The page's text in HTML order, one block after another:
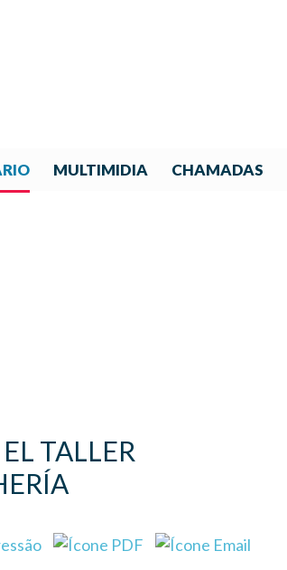
MULTIMIDIA CHAMADAS
TALLER